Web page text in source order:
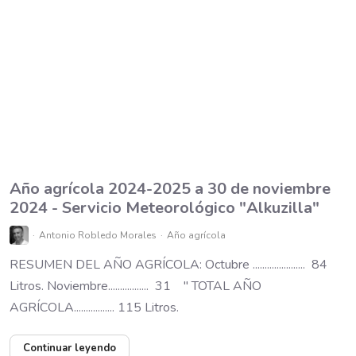
Año agrícola 2024-2025 a 30 de noviembre
2024 - Servicio Meteorológico "Alkuzilla"
Antonio Robledo Morales Año agrícola
RESUMEN DEL AÑO AGRÍCOLA: Octubre ...................... 84
Litros. Noviembre................. 31 " TOTAL AÑO
AGRÍCOLA................. 115 Litros.
Continuar leyendo